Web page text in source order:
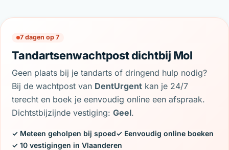
7 dagen op 7
Tandartsenwachtpost dichtbij Mol
Geen plaats bij je tandarts of dringend hulp nodig?
Bij de wachtpost van DentUrgent kan je 24/7
terecht en boek je eenvoudig online een afspraak.
Dichtstbijzijnde vestiging:Geel.
✓ Meteen geholpen bij spoed✓ Eenvoudig online boeken
✓ 10 vestigingen in Vlaanderen